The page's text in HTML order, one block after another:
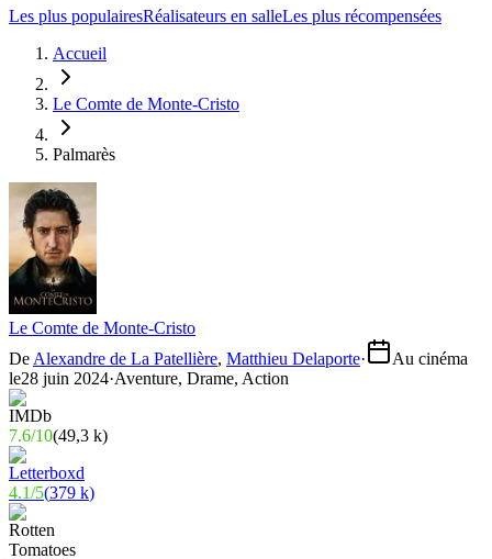
Les plus populairesRéalisateurs en salleLes plus récompensées
Accueil
Le Comte de Monte-Cristo
Palmarès
Le Comte de Monte-Cristo
De Alexandre de La Patellière, Matthieu Delaporte·
Au cinéma
le28 juin 2024·Aventure, Drame, Action
7.6/10(49,3 k)
4.1/5(379 k)